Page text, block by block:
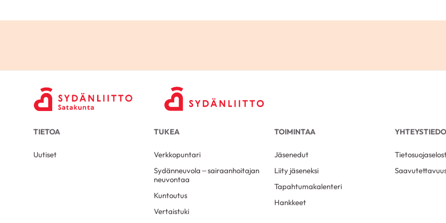
TIETOA
Uutiset
TUKEA
Verkkopuntari
Sydänneuvola – sairaanhoitajan
neuvontaa
Kuntoutus
Vertaistuki
TOIMINTAA
Jäsenedut
Liity jäseneksi
Tapahtumakalenteri
Hankkeet